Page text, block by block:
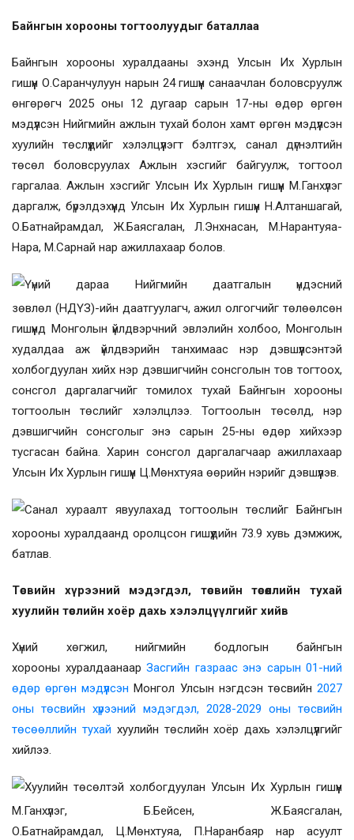
Байнгын хорооны тогтоолуудыг баталлаа
Байнгын хорооны хуралдааны эхэнд Улсын Их Хурлын
гишүүн О.Саранчулуун нарын 24 гишүүн санаачлан боловсруулж
өнгөрөгч 2025 оны 12 дугаар сарын 17-ны өдөр өргөн
мэдүүлсэн Нийгмийн ажлын тухай болон хамт өргөн мэдүүлсэн
хуулийн төслүүдийг хэлэлцүүлэгт бэлтгэх, санал дүгнэлтийн
төсөл боловсруулах Ажлын хэсгийг байгуулж, тогтоол
гаргалаа. Ажлын хэсгийг Улсын Их Хурлын гишүүнМ.Ганхүлэг
даргалж, бүрэлдэхүүндУлсын Их Хурлын гишүүн Н.Алтаншагай,
О.Батнайрамдал, Ж.Баясгалан, Л.Энхнасан, М.Нарантуяа-
Нара, М.Сарнай нар ажиллахаар болов.
Үүний дараа Нийгмийн даатгалын үндэсний
зөвлөл (НДҮЗ)-ийн даатгуулагч, ажил олгогчийг төлөөлсөн
гишүүнд Монголын үйлдвэрчний эвлэлийн холбоо, Монголын
худалдаа аж үйлдвэрийн танхимаас нэр дэвшүүлсэнтэй
холбогдуулан хийх нэр дэвшигчийн сонсголын тов тогтоох,
сонсгол даргалагчийг томилох тухай Байнгын хорооны
тогтоолын төслийг хэлэлцлээ. Тогтоолын төсөлд, нэр
дэвшигчийн сонсголыг энэ сарын 25-ны өдөр хийхээр
тусгасан байна. Харин сонсгол даргалагчаар ажиллахаар
Улсын Их Хурлын гишүүн Ц.Мөнхтуяа өөрийн нэрийг дэвшүүлэв.
Санал хураалт явуулахад тогтоолын төслийг Байнгын
хорооны хуралдаанд оролцсон гишүүдийн 73.9 хувь дэмжиж,
батлав.
Төсвийн хүрээний мэдэгдэл, төсвийн төсөөллийн тухай
хуулийн төслийн хоёр дахь хэлэлцүүлгийг хийв
Хүний хөгжил, нийгмийн бодлогын байнгын
хорооны хуралдаанаар Засгийн газраас энэ сарын 01-ний
өдөр өргөн мэдүүлсэн Монгол Улсын нэгдсэн төсвийн2027
оны төсвийн хүрээний мэдэгдэл, 2028-2029 оны төсвийн
төсөөллийн тухай хуулийн төслийн хоёр дахь хэлэлцүүлгийг
хийлээ.
Хуулийн төсөлтэй холбогдуулан Улсын Их Хурлын гишүүн
М.Ганхүлэг, Б.Бейсен, Ж.Баясгалан,
О.Батнайрамдал, Ц.Мөнхтуяа, П.Наранбаяр нар асуулт